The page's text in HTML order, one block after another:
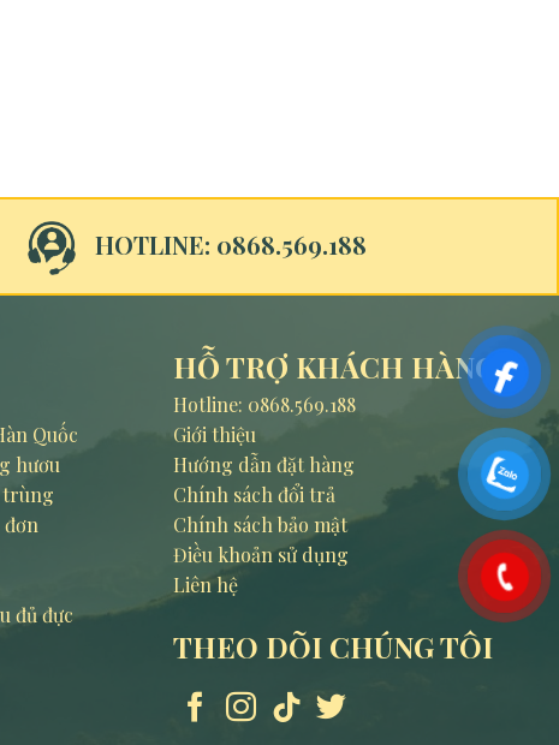
HOTLINE: 0868.569.188
Quốc
hươu
trùng
đủ đực
HỖ TRỢ KHÁCH HÀNG
Hotline: 0868.569.188
Giới thiệu
Hướng dẫn đặt hàng
Chính sách đổi trả
Chính sách bảo mật
Điều khoản sử dụng
Liên hệ
THEO DÕI CHÚNG TÔI